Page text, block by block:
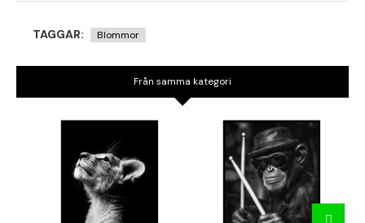
TAGGAR: Blommor
Från samma kategori